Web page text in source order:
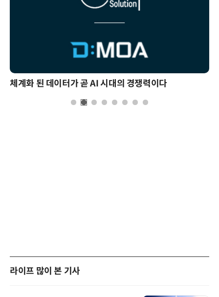
체계화 된 데이터가 곧 AI 시대의 경쟁력이다
라이프 많이 본 기사